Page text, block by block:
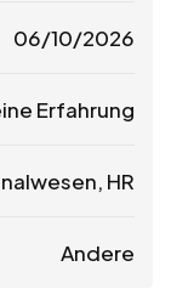
06/10/2026
Erfahrung
HR
Andere